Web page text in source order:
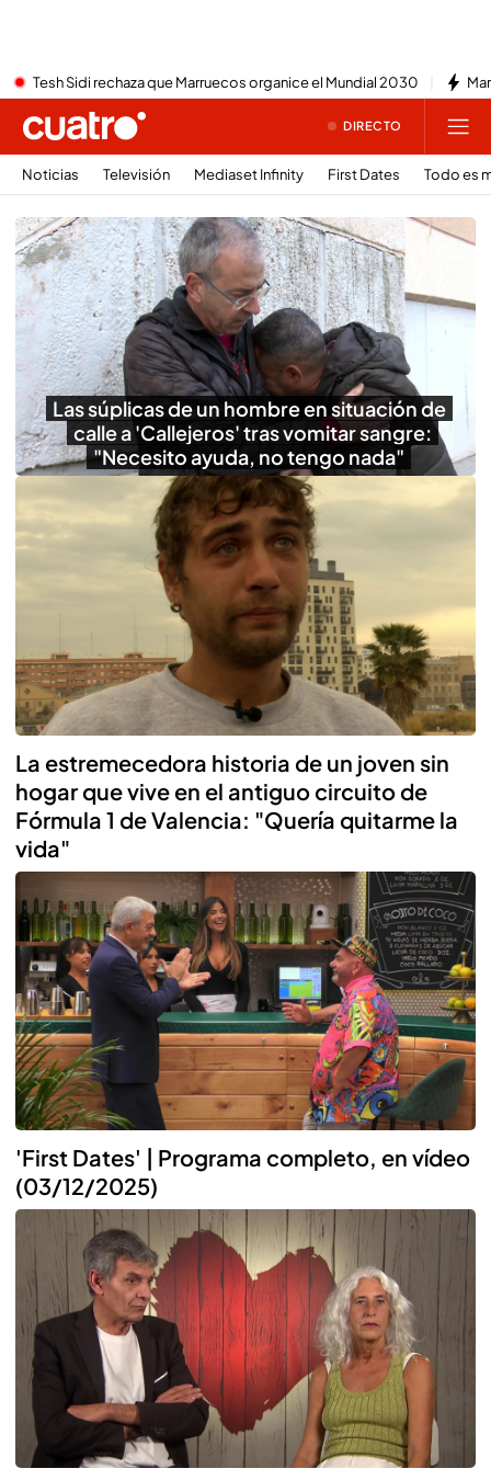
Tesh Sidi rechaza que Marruecos organice el Mundial 2030
DIRECTO
Noticias Televisión Mediaset Infinity First Dates Todo es
Las súplicas de un hombre en situación de
calle a 'Callejeros' tras vomitar sangre:
"Necesito ayuda, no tengo nada"
La estremecedora historia de un joven sin
hogar que vive en el antiguo circuito de
Fórmula 1 de Valencia: "Quería quitarme la
vida"
'First Dates' | Programa completo, en vídeo
(03/12/2025)